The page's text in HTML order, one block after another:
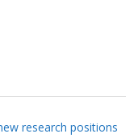
research positions